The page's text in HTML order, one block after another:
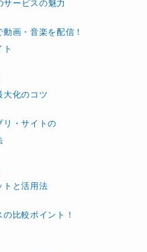
ービスの魅力
画・音楽を配信！
大化のコツ
リ・サイトの
トと活用法
比較ポイント！